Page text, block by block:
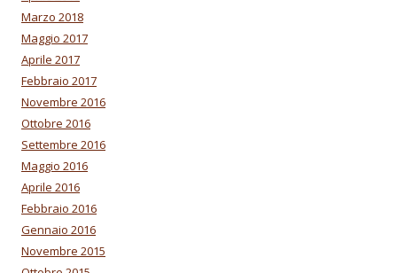
Marzo 2018
Maggio 2017
Aprile 2017
Febbraio 2017
Novembre 2016
Ottobre 2016
Settembre 2016
Maggio 2016
Aprile 2016
Febbraio 2016
Gennaio 2016
Novembre 2015